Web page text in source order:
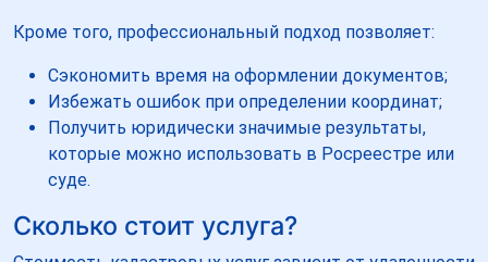
Кроме того, профессиональный подход позволяет:
Сэкономить время на оформлении документов;
Избежать ошибок при определении координат;
Получить юридически значимые результаты,
которые можно использовать в Росреестре или
суде.
Сколько стоит услуга?